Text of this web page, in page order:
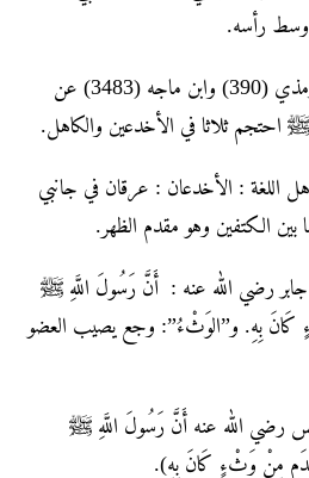
وسط رأسه.
وروى أبو داود (3860) والترمذي (390) وابن ماجه (3483) عن
احتجم ثلاثا في الأخدعين والكاهل.
اللغة : الأخدعان : عرقان في جانبي
بين الكتفين وهو مقدم الظهر.
داود (3863) عن جابر رضي الله عنه : أَنَّ رَسُولَ اللَّهِ ﷺ
بِهِ. و”الوَثْءُ”: وجع يصيب العضو
عن أنس رضي الله عنه أَنَّ رَسُولَ اللَّهِ ﷺ
مِنْ وَثْءٍ كَانَ بِهِ).